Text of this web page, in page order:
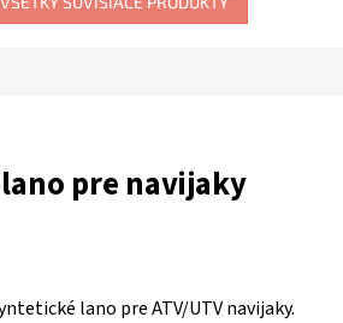
pre navijaky
lano pre ATV/UTV navijaky.